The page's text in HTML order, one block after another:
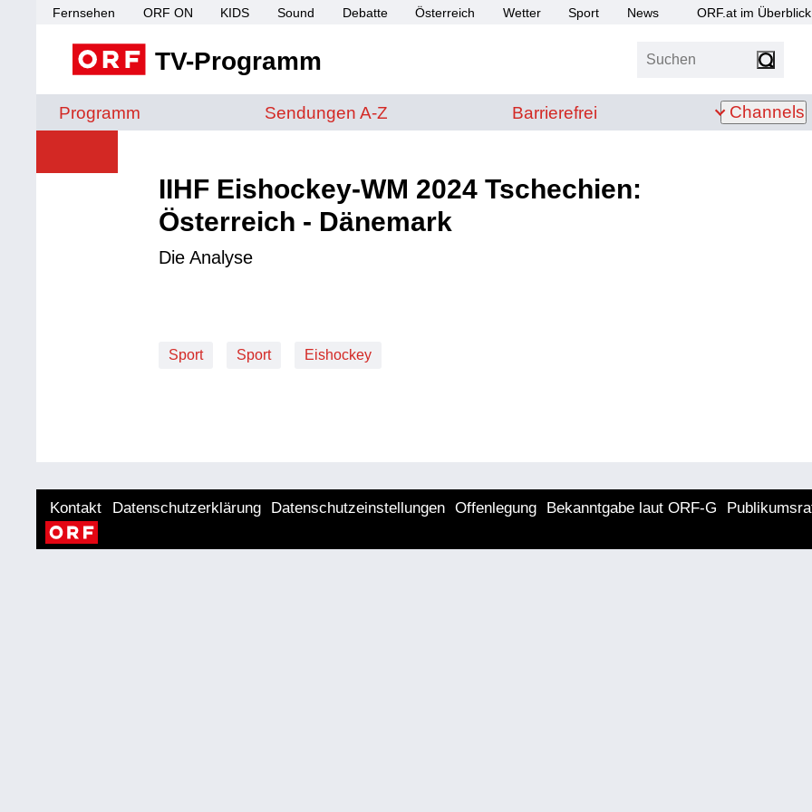
Fernsehen ORF ON KIDS Sound Debatte Österreich Wetter Sport News ORF.at im Überblick
TV-Programm Suchen
Programm Sendungen von A bis Z
Sendungen A-Z Barrierefrei
Barrierefrei Channels
IIHF Eishockey-WM 2024 Tschechien:
Österreich - Dänemark
Die Analyse
Sport Sport Eishockey
Kontakt Datenschutzerklärung Datenschutzeinstellungen Offenlegung Bekanntgabe laut ORF-G